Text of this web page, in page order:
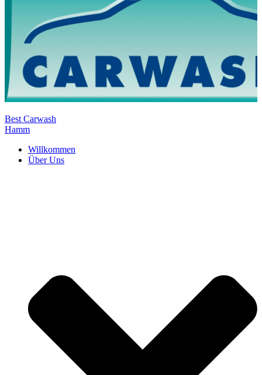
Best Carwash
Hamm
Willkommen
Über Uns